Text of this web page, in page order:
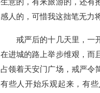
生意的，有来旅游的，还有
感人的，可惜我这拙笔无力
戒严后的十几天里，一开
在进城的路上举步维艰，而
占领着天安门广场，戒严令
有些人开始乐观起来，有